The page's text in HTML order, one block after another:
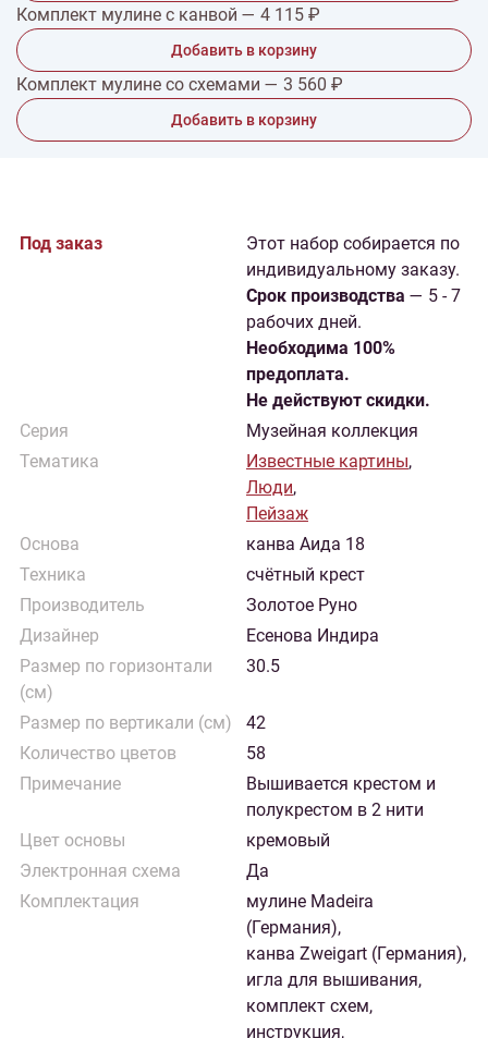
Комплект мулине с канвой — 4 115 ₽
Добавить в корзину
Комплект мулине со схемами — 3 560 ₽
Добавить в корзину
Под заказ
Этот набор собирается по
индивидуальному заказу.
Cрок производства — 5 - 7
рабочих дней.
Необходима 100%
предоплата.
Не действуют скидки.
Серия
Музейная коллекция
Тематика
Известные картины,
Люди,
Пейзаж
Основа
канва Аида 18
Техника
счётный крест
Производитель
Золотое Руно
Дизайнер
Есенова Индира
Размер по горизонтали
(см)
30.5
Размер по вертикали (см)
42
Количество цветов
58
Примечание
Вышивается крестом и
полукрестом в 2 нити
Цвет основы
кремовый
Электронная схема
Да
Комплектация
мулине Madeira
(Германия),
канва Zweigart (Германия),
игла для вышивания,
комплект схем,
инструкция,